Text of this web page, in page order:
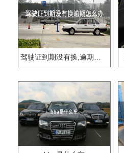
驾驶证到期没有换,逾期怎么办??